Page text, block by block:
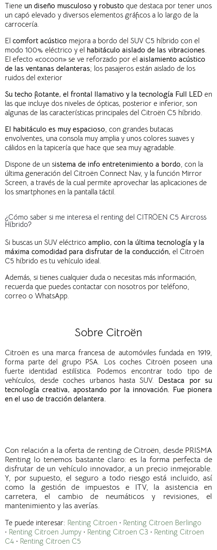
Tiene un diseño musculoso y robusto que destaca por tener unos
un capó elevado y diversos elementos gráficos a lo largo de la
carrocería.
El comfort acústico mejora a bordo del SUV C5 híbrido con el
modo 100% eléctrico y el habitáculo aislado de las vibraciones
El efecto «cocoon» se ve reforzado por el aislamiento acústico
de las ventanas delanteras; los pasajeros están aislado de los
ruidos del exterior
Su techo flotante, el frontal llamativo y la tecnología Full LED en
las que incluye dos niveles de ópticas, posterior e inferior, son
algunas de las características principales del Citroën C5 híbrido.
El habitáculo es muy espacioso , con grandes butacas
envolventes, una consola muy amplia y unos colores suaves y
cálidos en la tapicería que hace que sea muy agradable.
Dispone de un sistema de info entretenimiento a bordo , con la
última generación del Citroën Connect Nav, y la función Mirror
Screen, a través de la cual permite aprovechar las aplicaciones de
los smartphones en la pantalla táctil.
¿Cómo saber si me interesa el renting del CITRÖEN C5 Aircross
Híbrido?
Si buscas un SUV eléctrico amplio, con la última tecnología y la
máxima comodidad para disfrutar de la conducción, el Citroën
C5 híbrido es tu vehículo ideal.
Además, si tienes cualquier duda o necesitas más información,
recuerda que puedes contactar con nosotros por teléfono,
correo o WhatsApp.
Sobre Citroën
Citroën es una marca francesa de automóviles fundada en 1919,
forma parte del grupo PSA. Los coches Citroën poseen una
fuerte identidad estilística. Podemos encontrar todo tipo de
vehículos, desde coches urbanos hasta SUV. Destaca por su
tecnología creativa, apostando por la innovación. Fue pionera
en el uso de tracción delantera.
Con relación a la oferta de renting de Citroën, desde PRISMA
Renting lo tenemos bastante claro: es la forma perfecta de
disfrutar de un vehículo innovador, a un precio inmejorable.
Y, por supuesto, el seguro a todo riesgo está incluido, así
como la gestión de impuestos e ITV, la asistencia en
carretera, el cambio de neumáticos y revisiones, el
mantenimiento y las averías.
Te puede interesar: Renting Citroen · Renting Citroen Berlingo
· Renting Citroen Jumpy · Renting Citroen C3 · Renting Citroen
C4 · Renting Citroen C5